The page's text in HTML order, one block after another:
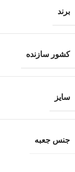
برند
کشور سازنده
سایز
جنس جعبه